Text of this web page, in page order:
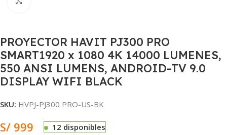
PROYECTOR HAVIT PJ300 PRO
SMART1920 x 1080 4K 14000 LUMENES,
550 ANSI LUMENS, ANDROID-TV 9.0
DISPLAY WIFI BLACK
SKU: HVPJ-PJ300 PRO-US-BK
S/ 999 12 disponibles